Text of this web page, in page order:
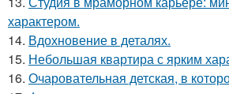
характером.
14. Вдохновение в деталях.
15. Небольшая квартира с ярким
16. Очаровательная детская, в